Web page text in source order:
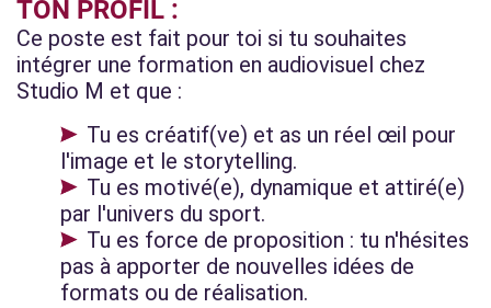
TON PROFIL :
Ce poste est fait pour toi si tu souhaites
intégrer une formation en audiovisuel chez
Studio M et que :
Tu es créatif(ve) et as un réel œil pour
l'image et le storytelling.
Tu es motivé(e), dynamique et attiré(e)
par l'univers du sport.
Tu es force de proposition : tu n'hésites
pas à apporter de nouvelles idées de
formats ou de réalisation.